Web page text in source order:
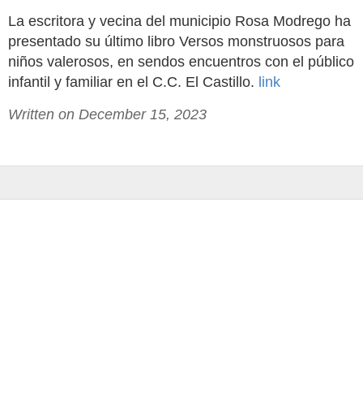
La escritora y vecina del municipio Rosa Modrego ha
presentado su último libro Versos monstruosos para
niños valerosos, en sendos encuentros con el público
infantil y familiar en el C.C. El Castillo. link
Written on December 15, 2023